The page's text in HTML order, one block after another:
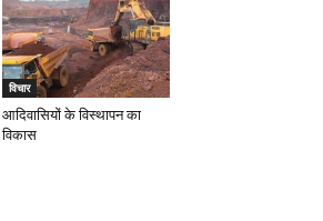
विचार
आदिवासियों के विस्थापन का
विकास